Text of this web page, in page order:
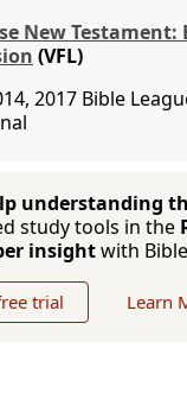
New Testament:
(VFL)
2017 Bible
understanding
study tools in the
insightwith
trial Learn